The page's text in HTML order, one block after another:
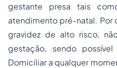
gestante presa tais
atendimento pré-natal. Por
gravidez de alto risco,
gestação, sendo
Domiciliar a qualquer